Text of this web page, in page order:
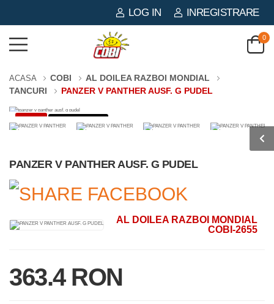
LOG IN INREGISTRARE
0
ACASA COBI
AL DOILEA RAZBOI MONDIAL
TANCURI
PANZER V PANTHER AUSF. G PUDEL
-3% 1133 PIESE
PANZER V PANTHER AUSF. G PUDEL
AL DOILEA RAZBOI MONDIAL
COBI-2655
363.4 RON